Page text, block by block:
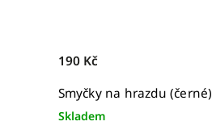
Smyčky na hrazdu (černé)
Skladem
190 Kč